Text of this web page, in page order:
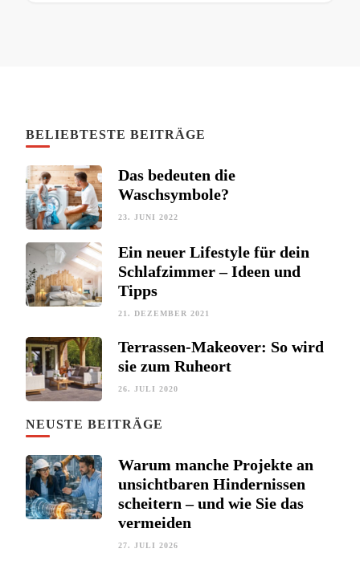
BELIEBTESTE BEITRÄGE
Das bedeuten die
Waschsymbole?
23. JUNI 2022
Ein neuer Lifestyle für dein
Schlafzimmer – Ideen und
Tipps
21. DEZEMBER 2021
Terrassen-Makeover: So wird
sie zum Ruheort
26. JULI 2020
NEUSTE BEITRÄGE
Warum manche Projekte an
unsichtbaren Hindernissen
scheitern – und wie Sie das
vermeiden
27. JULI 2026